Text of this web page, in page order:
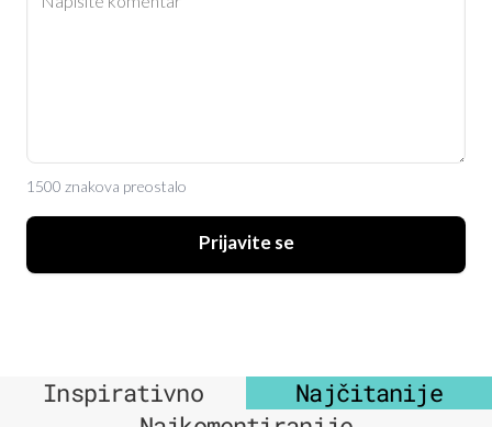
1500 znakova preostalo
Prijavite se
Inspirativno
Najčitanije